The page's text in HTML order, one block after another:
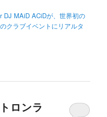
DJ MAiD ACiDが、世界初の
クラブイベントにリアルタ
ロンラ